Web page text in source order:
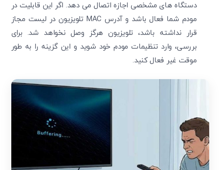
دستگاه ‌های مشخصی اجازه اتصال می ‌دهد. اگر این قابلیت در
مودم شما فعال باشد و آدرس MAC تلویزیون در لیست مجاز
قرار نداشته باشد، تلویزیون هرگز وصل نخواهد شد. برای
بررسی، وارد تنظیمات مودم خود شوید و این گزینه را به طور
موقت غیر فعال کنید.